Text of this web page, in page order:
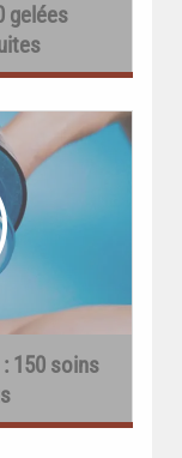
gelées
150 soins